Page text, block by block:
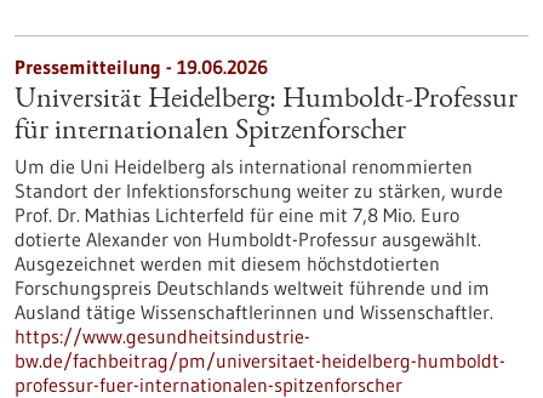
Pressemitteilung - 19.06.2026
Universität Heidelberg: Humboldt-Professur
für internationalen Spitzenforscher
Um die Uni Heidelberg als international renommierten
Standort der Infektionsforschung weiter zu stärken, wurde
Prof. Dr. Mathias Lichterfeld für eine mit 7,8 Mio. Euro
dotierte Alexander von Humboldt-Professur ausgewählt.
Ausgezeichnet werden mit diesem höchstdotierten
Forschungspreis Deutschlands weltweit führende und im
Ausland tätige Wissenschaftlerinnen und Wissenschaftler.
https://www.gesundheitsindustrie-
bw.de/fachbeitrag/pm/universitaet-heidelberg-humboldt-
professur-fuer-internationalen-spitzenforscher